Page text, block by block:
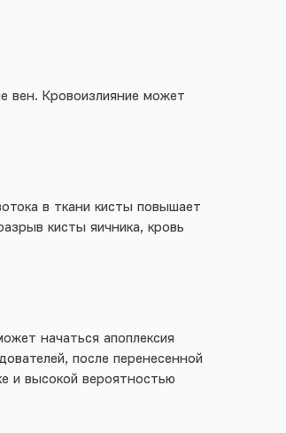
вен. Кровоизлияние может
в ткани кисты повышает
кисты яичника, кровь
начаться апоплексия
после перенесенной
и высокой вероятностью